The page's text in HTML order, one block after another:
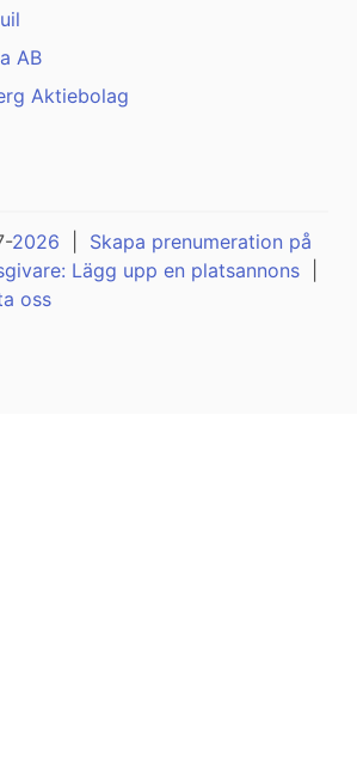
AB
Aktiebolag
2026
Skapa prenumeration på
Lägg upp en platsannons
oss